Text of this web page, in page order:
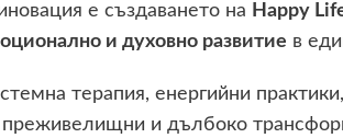
е създаването на Happy
и духовно развитие в
терапия, енергийни
преживелищни и дълбоко